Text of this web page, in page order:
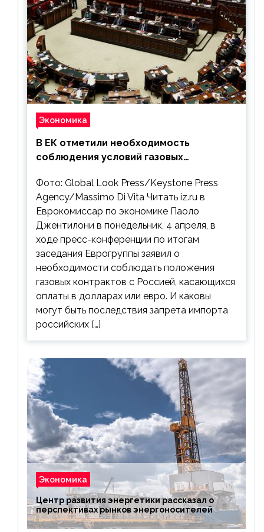
Экономика
В ЕК отметили необходимость
соблюдения условий газовых
Фото: Global Look Press/Keystone Press
Agency/Massimo Di Vita Читать iz.ru в
Еврокомиссар по экономике Паоло
Джентилони в понедельник, 4 апреля, в
ходе пресс-конференции по итогам
заседания Еврогруппы заявил о
необходимости соблюдать положения
газовых контрактов с Россией, касающихся
оплаты в долларах или евро. И каковы
могут быть последствия запрета импорта
российских […]
Экономика
Центр развития энергетики рассказал о
перспективах рынков энергоносителей